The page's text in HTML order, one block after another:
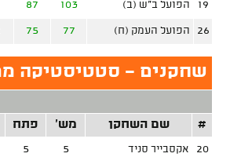
19 הפועל ב"ש (ב) 103
87
26 הפועל העמק (ח) 77
75
שחקנים - סטטיסטיקה
#
שם השחקן מש' פתח
20 אקסבייר סניד 5
5